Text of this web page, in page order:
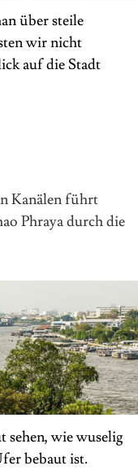
über steile
wir nicht
auf die Stadt
Kanälen führt
Phraya durch die
sehen, wie wuselig
bebaut ist.